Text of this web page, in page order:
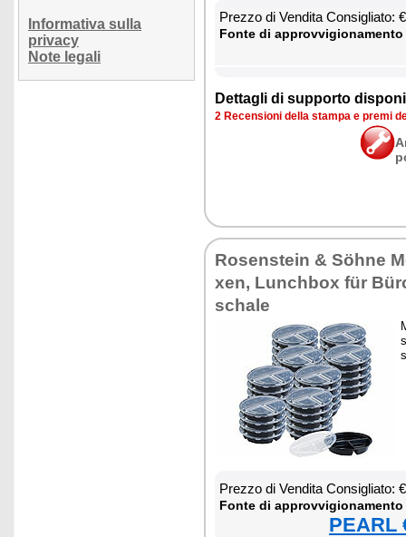
Informativa sulla
privacy
Note legali
Prez­zo di Ven­di­ta Con­si­glia­to:
Fon­te di
Det­ta­gli di sup­por­to
2 Re­cen­sio­ni del­la stam­pa e pre­mi
Ro­sen­stein & Söhne
xen, Lunch­box für
scha­le
Prez­zo di Ven­di­ta Con­si­glia­to:
Fon­te di
PEARL